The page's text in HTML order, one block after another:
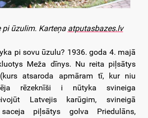
pi ūzulim. Karteņa atputasbazes.lv
pi sovu ūzulu? 1936. goda 4. majā
Meža dīnys. Nu reita piļsātys
atsaroda apmāram tī, kur niu
rēzeknīši i nūtyka svineiga
Latvejis karūgim, svineigā
piļsātys golva Priedulāns,